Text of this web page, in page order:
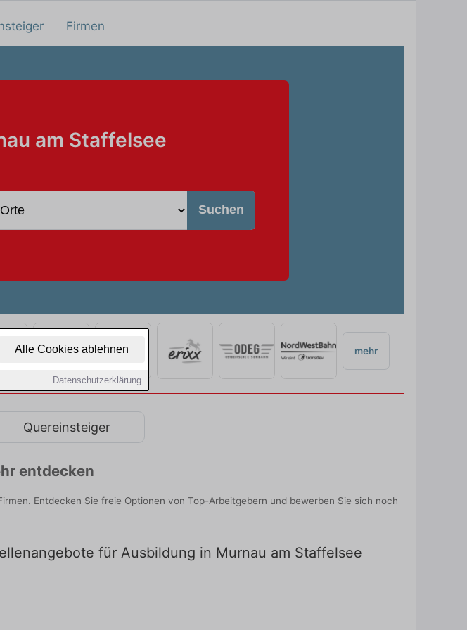
Alle Cookies ablehnen
Datenschutzerklärung
Firmen
am Staffelsee
Suchen
mehr
Quereinsteiger
entdecken
Entdecken Sie freie Optionen von Top-Arbeitgebern und bewerben Sie sich noch
für Ausbildung in Murnau am Staffelsee